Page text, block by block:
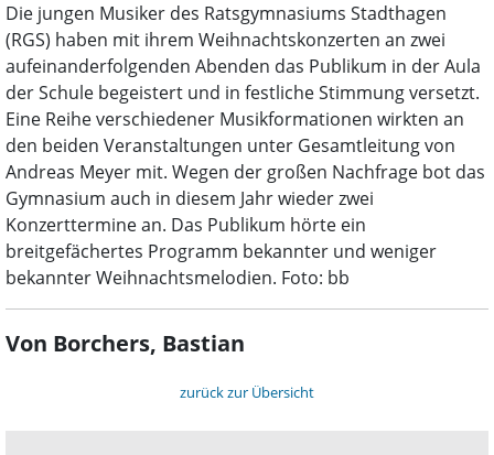
Die jungen Musiker des Ratsgymnasiums Stadthagen
(RGS) haben mit ihrem Weihnachtskonzerten an zwei
aufeinanderfolgenden Abenden das Publikum in der Aula
der Schule begeistert und in festliche Stimmung versetzt.
Eine Reihe verschiedener Musikformationen wirkten an
den beiden Veranstaltungen unter Gesamtleitung von
Andreas Meyer mit. Wegen der großen Nachfrage bot das
Gymnasium auch in diesem Jahr wieder zwei
Konzerttermine an. Das Publikum hörte ein
breitgefächertes Programm bekannter und weniger
bekannter Weihnachtsmelodien. Foto: bb
Von Borchers, Bastian
zurück zur Übersicht